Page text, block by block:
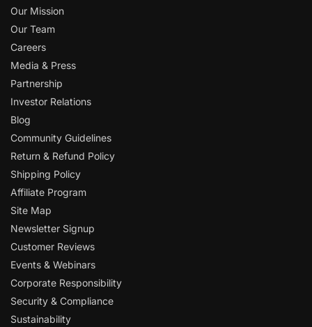
Our Mission
Our Team
Careers
Media & Press
Partnership
Investor Relations
Blog
Community Guidelines
Return & Refund Policy
Shipping Policy
Affiliate Program
Site Map
Newsletter Signup
Customer Reviews
Events & Webinars
Corporate Responsibility
Security & Compliance
Sustainability